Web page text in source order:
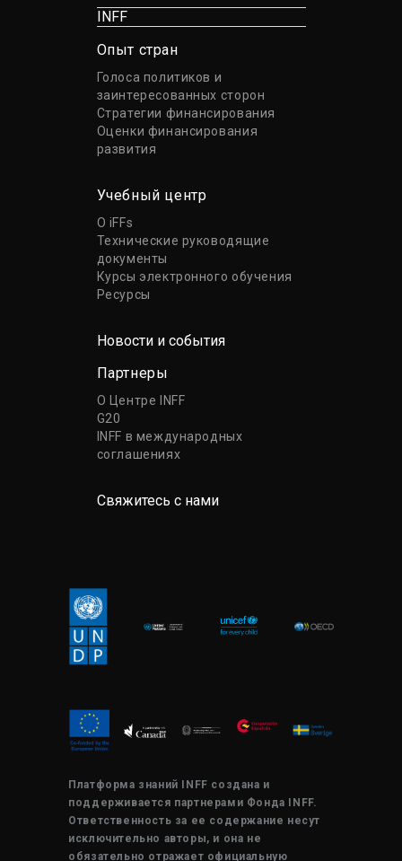
INFF
Опыт стран
Голоса политиков и
заинтересованных сторон
Стратегии финансирования
Оценки финансирования
развития
Учебный центр
О iFFs
Технические руководящие
документы
Курсы электронного обучения
Ресурсы
Новости и события
Партнеры
О Центре INFF
G20
INFF в международных
соглашениях
Свяжитесь с нами
Платформа знаний INFF создана и
поддерживается партнерами Фонда INFF.
Ответственность за ее содержание несут
исключительно авторы, и она не
обязательно отражает официальную